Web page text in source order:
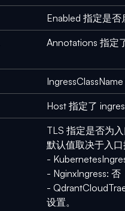
Enabled 指定是否
Annotations 指定
Host 指定了
TLS 指定是否为入
默认值取决于入口
-
- NginxIngress: 否
-
设置。